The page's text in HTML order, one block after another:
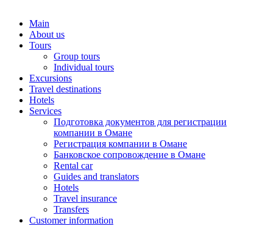
Main
About us
Tours
Group tours
Individual tours
Excursions
Travel destinations
Hotels
Services
Подготовка документов для регистрации
компании в Омане
Регистрация компании в Омане
Банковское сопровождение в Омане
Rental car
Guides and translators
Hotels
Travel insurance
Transfers
Customer information